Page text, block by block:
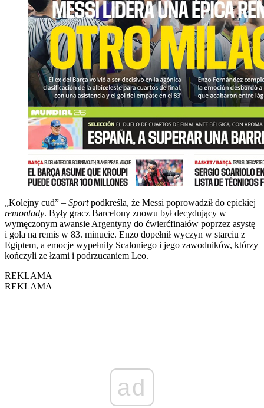
„Kolejny cud” – Sportpodkreśla, że Messi poprowadził do epickiej
remontady. Były gracz Barcelony znowu był decydujący w
wymęczonym awansie Argentyny do ćwierćfinałów poprzez asystę
i gola na remis w 83. minucie. Enzo dopełnił wyczyn w starciu z
Egiptem, a emocje wypełniły Scaloniego i jego zawodników, którzy
kończyli ze łzami i podrzucaniem Leo.
REKLAMA
REKLAMA
ad